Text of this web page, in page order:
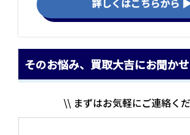
詳しくはこちらから
そのお悩み、買取大吉にお聞か